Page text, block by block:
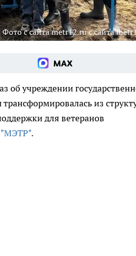
Фото с сайта metr12.ru с сайта
об учреждении
из
для ветеранов
"МЭТР".